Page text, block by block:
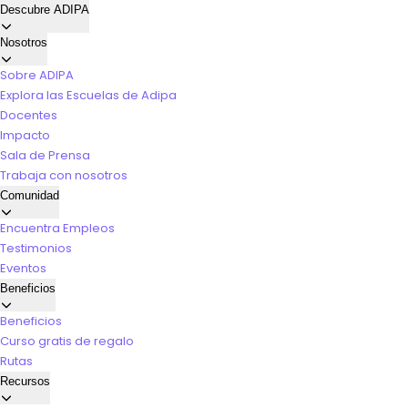
Descubre ADIPA
Nosotros
Sobre ADIPA
Explora las Escuelas de Adipa
Docentes
Impacto
Sala de Prensa
Trabaja con nosotros
Comunidad
Encuentra Empleos
Testimonios
Eventos
Beneficios
Beneficios
Curso gratis de regalo
Rutas
Recursos